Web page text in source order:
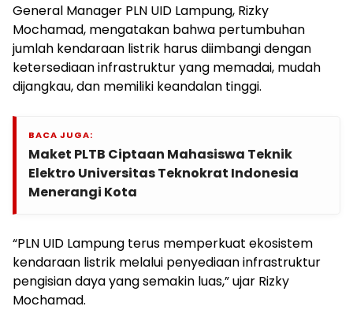
General Manager PLN UID Lampung, Rizky
Mochamad, mengatakan bahwa pertumbuhan
jumlah kendaraan listrik harus diimbangi dengan
ketersediaan infrastruktur yang memadai, mudah
dijangkau, dan memiliki keandalan tinggi.
BACA JUGA:
Maket PLTB Ciptaan Mahasiswa Teknik
Elektro Universitas Teknokrat Indonesia
Menerangi Kota
“PLN UID Lampung terus memperkuat ekosistem
kendaraan listrik melalui penyediaan infrastruktur
pengisian daya yang semakin luas,” ujar Rizky
Mochamad.